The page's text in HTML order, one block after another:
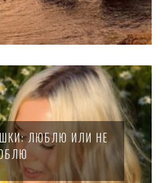
ЛЮБЛЮ ИЛИ НЕ